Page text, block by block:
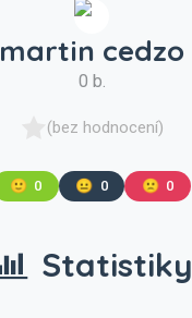
martin cedzo
0 b.
(bez hodnocení)
🙂 0 😐 0 🙁 0
Statistiky